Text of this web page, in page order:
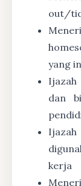
out/
yang
Ijazah
dan
kerja